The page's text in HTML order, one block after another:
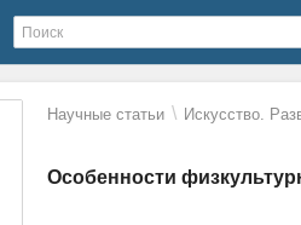
Научные статьи \ Искусство.
Особенности